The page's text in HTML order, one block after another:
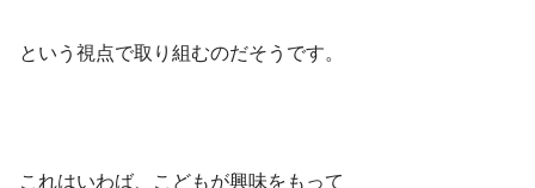
という視点で取り組むのだそうです。
これはいわば、こどもが興味をもって